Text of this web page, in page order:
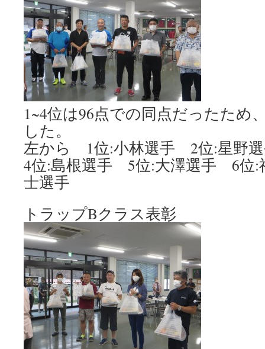
1~4位は96点での同点だったため
した。
左から 1位:小林選手 2位:星野
4位:島根選手 5位:大澤選手 6位
士選手
トラップBクラス表彰